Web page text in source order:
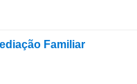
Familiar